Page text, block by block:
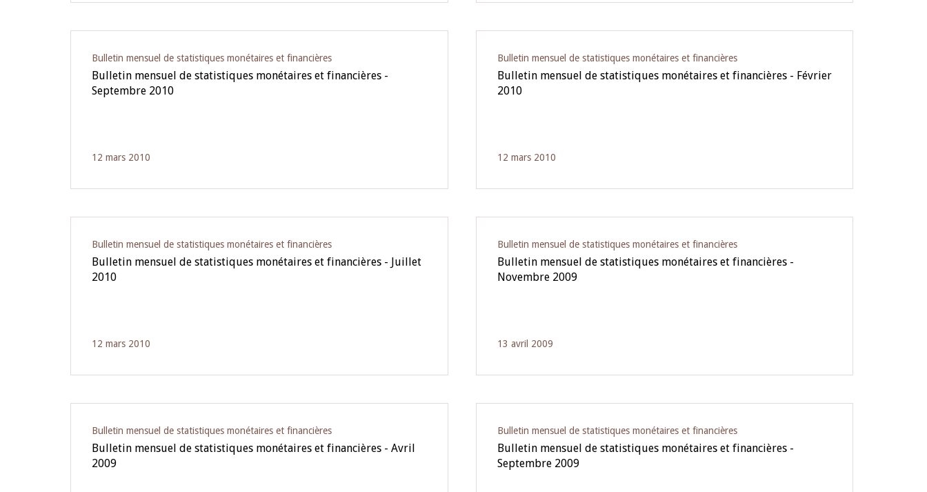
Bulletin mensuel de statistiques monétaires et financières
Bulletin mensuel de statistiques monétaires et financières -
Septembre 2010
12 mars 2010
Bulletin mensuel de statistiques monétaires et financières
Bulletin mensuel de statistiques monétaires et financières - Février
2010
12 mars 2010
Bulletin mensuel de statistiques monétaires et financières
Bulletin mensuel de statistiques monétaires et financières - Juillet
2010
12 mars 2010
Bulletin mensuel de statistiques monétaires et financières
Bulletin mensuel de statistiques monétaires et financières -
Novembre 2009
13 avril 2009
Bulletin mensuel de statistiques monétaires et financières
Bulletin mensuel de statistiques monétaires et financières - Avril
2009
Bulletin mensuel de statistiques monétaires et financières
Bulletin mensuel de statistiques monétaires et financières -
Septembre 2009